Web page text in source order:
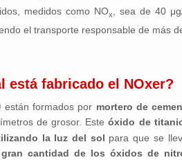
medidos como NOx , sea de 40
el transporte responsable de más
está fabricado el NOxer?
están formados por mortero de
de grosor. Esteóxido de
la luz del sol para que se
gran cantidad de los óxidos de